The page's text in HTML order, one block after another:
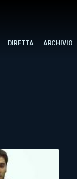
DIRETTA ARCHIVIO